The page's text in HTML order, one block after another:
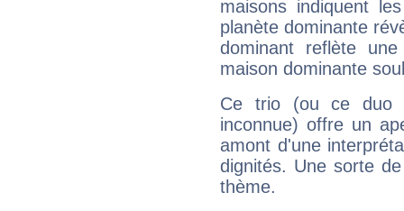
maisons indiquent
planète dominante
dominant reflète
maison dominante
Ce trio (ou ce duo
inconnue) offre un
amont d'une
dignités. Une sorte
thème.